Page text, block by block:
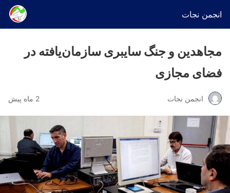
انجمن نجات
مجاهدین و جنگ سایبری سازمان‌یافته در
فضای مجازی
انجمن نجات 2 ماه پیش